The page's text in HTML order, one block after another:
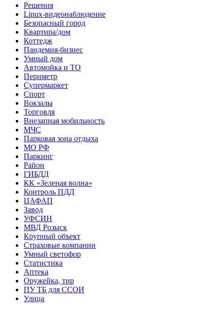
Решения
Linux-видеонаблюдение
Безопасный город
Квартира/дом
Коттедж
Пандемия-бизнес
Умный дом
Автомойка и ТО
Периметр
Супермаркет
Спорт
Вокзалы
Торговля
Внезапная мобильность
МЧС
Парковая зона отдыха
МО РФ
Паркинг
Район
ГИБДД
КК «Зеленая волна»
Контроль ПДД
ЦАФАП
Завод
УФСИН
МВД Розыск
Крупный объект
Страховые компании
Умный светофор
Статистика
Аптека
Оружейка, тир
ПУ ТБ для ССОИ
Улица